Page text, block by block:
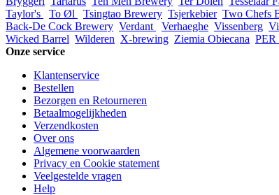
Taylor's
To Øl Tsingtao Brewery Tsjerkebier Two Chefs
Back-De Cock Brewery Verdant Verhaeghe Vissenberg
Wicked Barrel Wilderen X-brewing Ziemia Obiecana
Onze service
Klantenservice
Bestellen
Bezorgen en Retourneren
Betaalmogelijkheden
Verzendkosten
Over ons
Algemene voorwaarden
Privacy en Cookie statement
Veelgestelde vragen
Help